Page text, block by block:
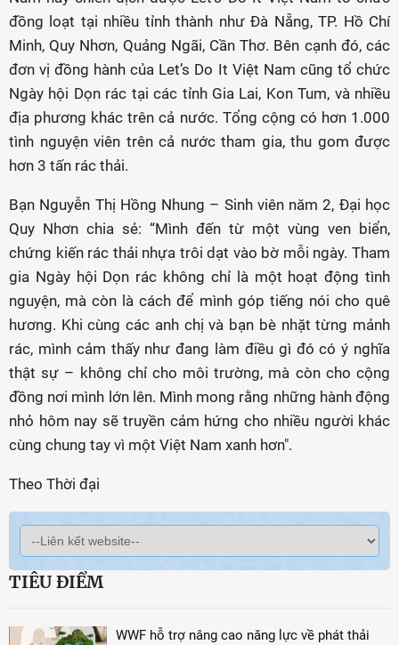
đồng loạt tại nhiều tỉnh thành như Đà Nẵng, TP. Hồ Chí
Minh, Quy Nhơn, Quảng Ngãi, Cần Thơ. Bên cạnh đó, các
đơn vị đồng hành của Let’s Do It Việt Nam cũng tổ chức
Ngày hội Dọn rác tại các tỉnh Gia Lai, Kon Tum, và nhiều
địa phương khác trên cả nước. Tổng cộng có hơn 1.000
tình nguyện viên trên cả nước tham gia, thu gom được
hơn 3 tấn rác thải.
Bạn Nguyễn Thị Hồng Nhung – Sinh viên năm 2, Đại học
Quy Nhơn chia sẻ: “Mình đến từ một vùng ven biển,
chứng kiến rác thải nhựa trôi dạt vào bờ mỗi ngày. Tham
gia Ngày hội Dọn rác không chỉ là một hoạt động tình
nguyện, mà còn là cách để mình góp tiếng nói cho quê
hương. Khi cùng các anh chị và bạn bè nhặt từng mảnh
rác, mình cảm thấy như đang làm điều gì đó có ý nghĩa
thật sự – không chỉ cho môi trường, mà còn cho cộng
đồng nơi mình lớn lên. Mình mong rằng những hành động
nhỏ hôm nay sẽ truyền cảm hứng cho nhiều người khác
cùng chung tay vì một Việt Nam xanh hơn".
Theo Thời đại
TIÊU ĐIỂM
WWF hỗ trợ nâng cao năng lực về phát thải